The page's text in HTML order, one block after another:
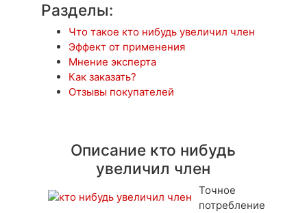
Разделы:
Что такое кто нибудь увеличил член
Эффект от применения
Мнение эксперта
Как заказать?
Отзывы покупателей
Описание кто нибудь
увеличил член
Точное
потребление